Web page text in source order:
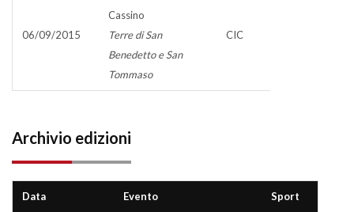
06/09/2015
Cassino
Terre di San
Benedetto e San
Tommaso
CIC
Archivio edizioni
Data Evento Sport